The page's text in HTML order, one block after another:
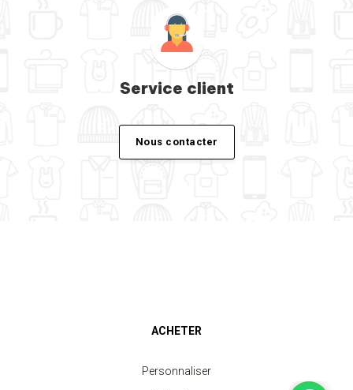
Service client
Nous contacter
ACHETER
Personnaliser